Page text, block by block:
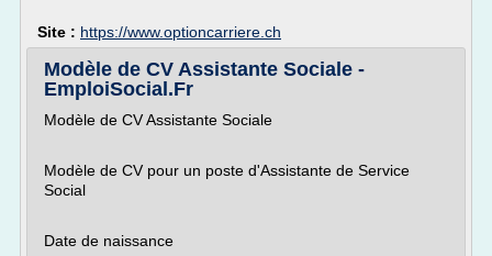
Site : https://www.optioncarriere.ch
Modèle de CV Assistante Sociale -
EmploiSocial.Fr
Modèle de CV Assistante Sociale
Modèle de CV pour un poste d'Assistante de Service
Social
Date de naissance